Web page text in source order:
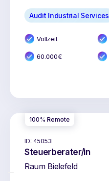
Audit Industrial Services
Vollzeit
60.000€
100% Remote
ID: 45053
Steuerberater/in
Raum Bielefeld